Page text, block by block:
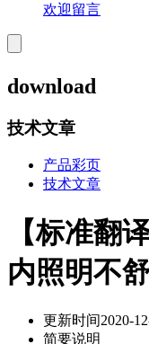
欢迎留言
download
技术文章
产品彩页
技术文章
【标准翻
内照明不
更新时间2020-
简要说明